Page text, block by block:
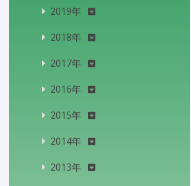
2019年
2018年
2017年
2016年
2015年
2014年
2013年